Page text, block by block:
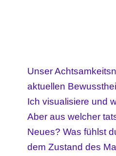
Unser
aktuellen
Ich visualisiere und
Aber aus welcher
Neues? Was fühlst
dem Zustand des